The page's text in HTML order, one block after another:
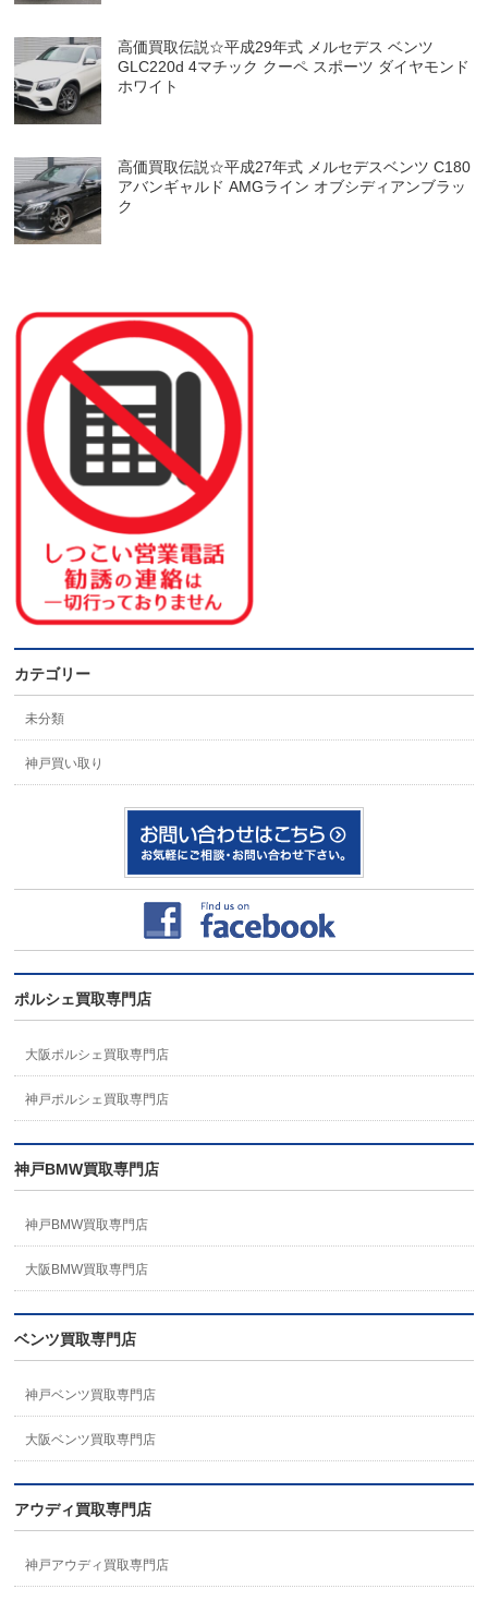
高価買取伝説☆平成29年式 メルセデス ベンツ
GLC220d 4マチック クーペ スポーツ ダイヤモンド
ホワイト
高価買取伝説☆平成27年式 メルセデスベンツ C180
アバンギャルド AMGライン オブシディアンブラッ
ク
カテゴリー
未分類
神戸買い取り
ポルシェ買取専門店
大阪ポルシェ買取専門店
神戸ポルシェ買取専門店
神戸BMW買取専門店
神戸BMW買取専門店
大阪BMW買取専門店
ベンツ買取専門店
神戸ベンツ買取専門店
大阪ベンツ買取専門店
アウディ買取専門店
神戸アウディ買取専門店